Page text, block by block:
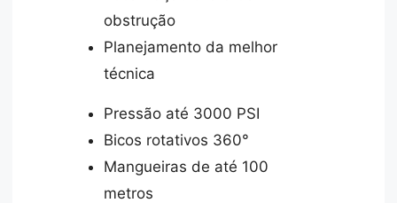
obstrução
Planejamento da melhor
técnica
Pressão até 3000 PSI
Bicos rotativos 360°
Mangueiras de até 100
metros